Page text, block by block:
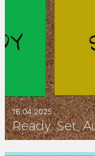
16.04.2025
Ready, Set,
LEES DIT ARTIKEL